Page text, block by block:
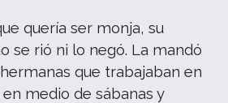
quería ser monja, su
se rió ni lo negó. La mandó
que trabajaban en
medio de sábanas y